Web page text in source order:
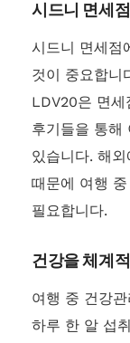
시드니 면세
시드니 면세점
것이 중요합니
LDV20은 면세
후기들을 통해
있습니다. 해
때문에 여행
필요합니다.
건강을 체계
여행 중 건강
하루 한 알 섭